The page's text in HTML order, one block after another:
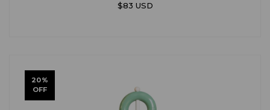
$83 USD
20%
OFF